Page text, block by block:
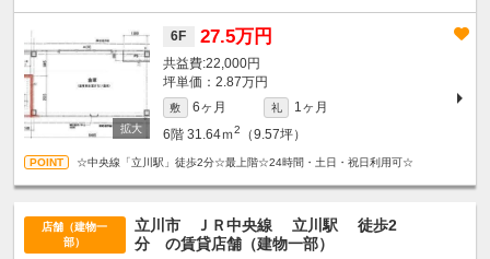
6F 27.5万円
22,000円
坪単価：2.87万円
敷 6ヶ月 礼
1ヶ月
6階 31.64ｍ2 （9.57坪）
☆中央線「立川駅」徒歩2分☆最上階☆24時間・土日・祝日利用可☆
店舗（建物一
部）
立川市 ＪＲ中央線 立川駅
徒歩2
分 の賃貸店舗（建物一部）